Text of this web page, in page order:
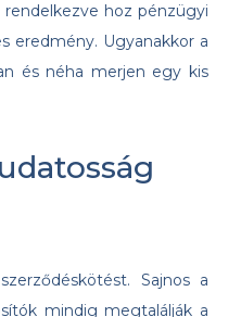
hoz pénzügyi
eredmény. Ugyanakkor a
és néha merjen egy kis
Sajnos a
mindig megtalálják a